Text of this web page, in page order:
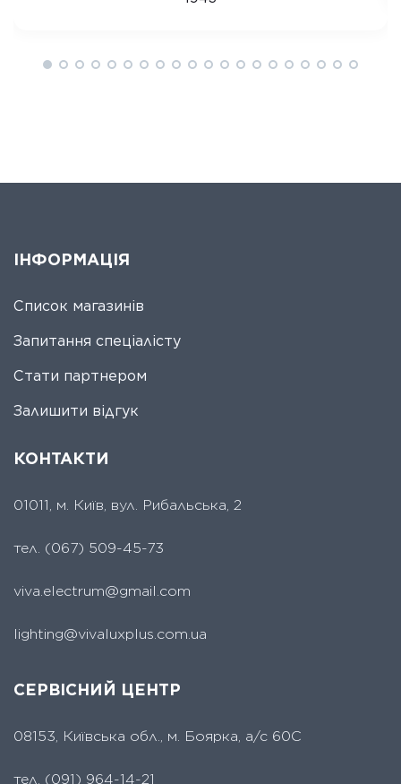
ІНФОРМАЦІЯ
Список магазинів
Запитання спеціалісту
Стати партнером
Залишити відгук
КОНТАКТИ
01011, м. Київ, вул. Рибальська, 2
тел. (067) 509-45-73
viva.electrum@gmail.com
lighting@vivaluxplus.com.ua
СЕРВІСНИЙ ЦЕНТР
08153, Київська обл., м. Боярка, а/с 60С
тел. (091) 964-14-21